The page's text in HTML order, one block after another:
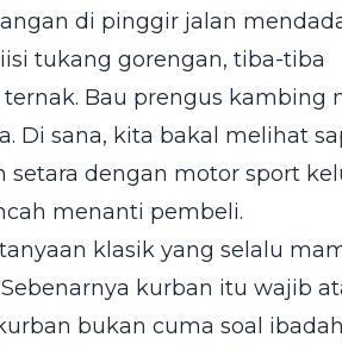
di pinggir jalan
tukang gorengan, tiba-tiba
Bau prengus kambing
Di sana, kita bakal melihat
dengan motor sport
menanti pembeli.
klasik yang selalu
kurban itu wajib
bukan cuma soal